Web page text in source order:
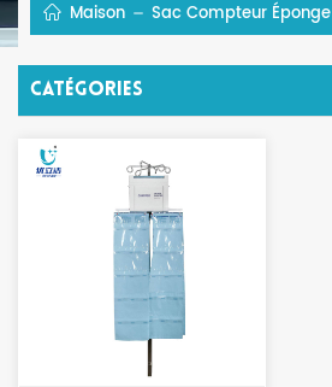
Maison Sac Compteur Éponge
Catégories